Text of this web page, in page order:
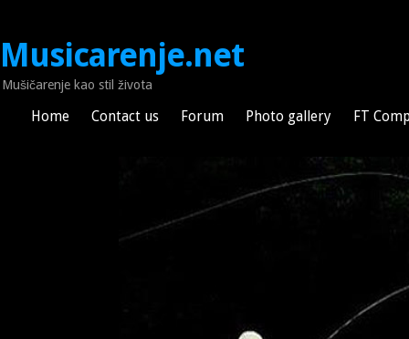
Musicarenje.net
Mušičarenje kao stil života
Home Contact us Forum Photo gallery FT